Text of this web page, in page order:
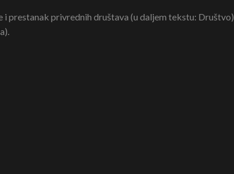
i prestanak privrednih društava (u daljem tekstu: